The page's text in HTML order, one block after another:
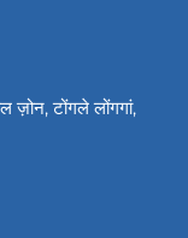
ज़ोन, टोंगले लोंगगां,